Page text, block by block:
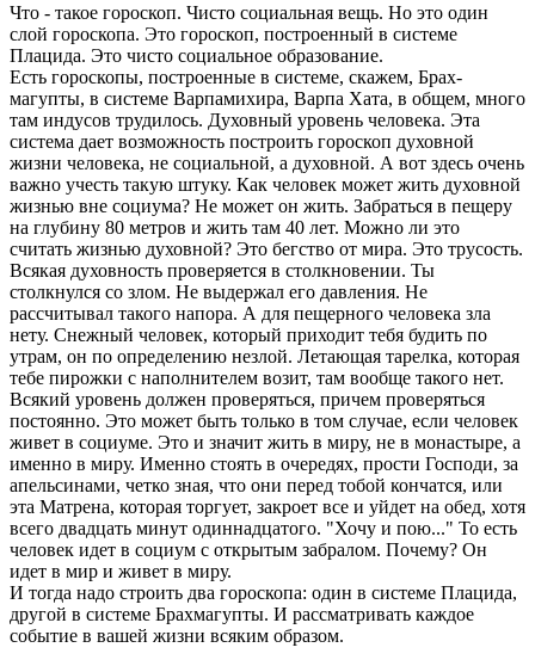
Что - такое гороскоп. Чисто социальная вещь. Но это один
слой гороскопа. Это гороскоп, построенный в системе
Плацида. Это чисто социальное образование.
Есть гороскопы, построенные в системе, скажем, Брах­
магупты, в системе Варпамихира, Варпа Хата, в общем, много
там индусов трудилось. Духовный уровень человека. Эта
система дает возможность построить гороскоп духов­ной
жизни человека, не социальной, а духовной. А вот здесь очень
важно учесть такую штуку. Как человек может жить духовной
жизнью вне социума? Не может он жить. Забраться в пещеру
на глубину 80 метров и жить там 40 лет. Можно ли это
считать жизнью духовной? Это бегство от мира. Это трусость.
Всякая духовность проверяется в столкновении. Ты
столкнулся со злом. Не выдержал его давления. Не
рассчитывал такого напора. А для пещерного человека зла
нету. Снежный человек, который приходит тебя будить по
утрам, он по определению незлой. Летаю­щая тарелка, которая
тебе пирожки с наполнителем возит, там вообще такого нет.
Всякий уровень должен проверяться, причем прове­ряться
постоянно. Это может быть только в том случае, если человек
живет в социуме. Это и значит жить в миру, не в монастыре, а
именно в миру. Именно стоять в очере­дях, прости Господи, за
апельсинами, четко зная, что они перед тобой кончатся, или
эта Матрена, которая торгует, закроет все и уйдет на обед, хотя
всего двадцать минут одиннадцатого. "Хочу и пою..." То есть
человек идет в со­циум с открытым забралом. Почему? Он
идет в мир и живет в миру.
И тогда надо строить два гороскопа: один в системе Плацида,
другой в системе Брахмагупты. И рассматривать каждое
событие в вашей жизни всяким образом.